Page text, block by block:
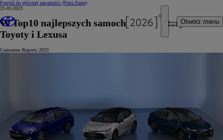
Przejdź do głównej zawartości (Press Enter)
Otwórz menu
21-02-2023
W Top10 najlepszych samochodów – cztery modele
Toyoty i Lexusa
Consumer Reports 2023